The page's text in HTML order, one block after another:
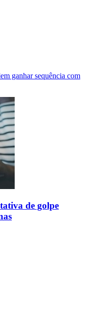
ganhar sequência com
de golpe